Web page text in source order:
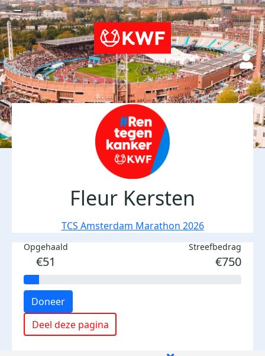
Fleur Kersten
TCS Amsterdam Marathon 2026
Opgehaald
€51
Streefbedrag
€750
Doneer
Deel deze pagina